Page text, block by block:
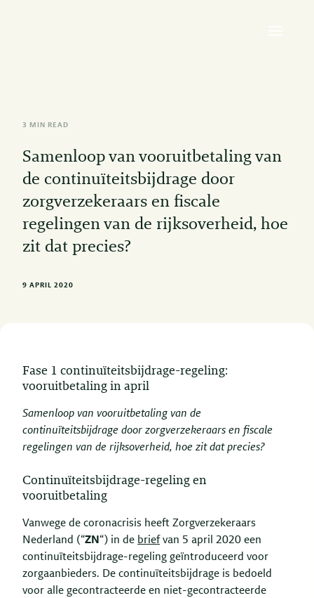
3 MIN READ
Samenloop van vooruitbetaling van
de continuïteitsbijdrage door
zorgverzekeraars en fiscale
regelingen van de rijksoverheid, hoe
zit dat precies?
9 APRIL 2020
Fase 1 continuïteitsbijdrage-regeling:
vooruitbetaling in april
Samenloop van vooruitbetaling van de
continuïteitsbijdrage door zorgverzekeraars en fiscale
regelingen van de rijksoverheid, hoe zit dat precies?
Continuïteitsbijdrage-regeling en
vooruitbetaling
Vanwege de coronacrisis heeft Zorgverzekeraars
Nederland (“ZN“) in de briefvan 5 april 2020 een
continuïteitsbijdrage-regeling geïntroduceerd voor
zorgaanbieders. De continuïteitsbijdrage is bedoeld
voor alle gecontracteerde en niet-gecontracteerde